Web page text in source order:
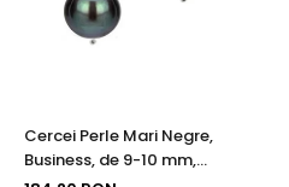
Cercei Perle Mari Negre,
Business, de 9-10 mm,